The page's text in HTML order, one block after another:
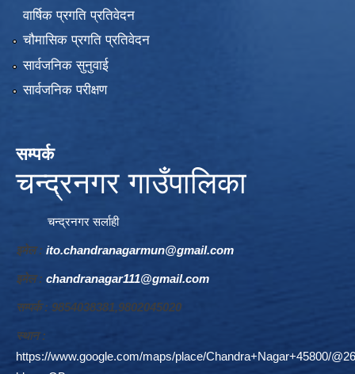
वार्षिक प्रगति प्रतिवेदन
चौमासिक प्रगति प्रतिवेदन
सार्वजनिक सुनुवाई
सार्वजनिक परीक्षण
सम्पर्क
चन्द्रनगर गाउँपालिका
चन्द्रनगर सर्लाही
इमेल : ito.chandranagarmun@gmail.com
इमेल : chandranagar111@gmail.com
सम्पर्क : 9854038381,9802045020
स्थान :
https://www.google.com/maps/place/Chandra+Nagar+45800/